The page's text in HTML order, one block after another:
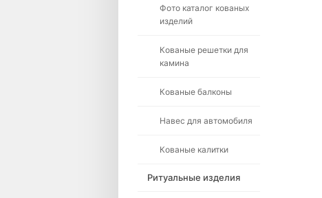
Фото каталог кованых
изделий
Кованые решетки для
камина
Кованые балконы
Навес для автомобиля
Кованые калитки
Ритуальные изделия